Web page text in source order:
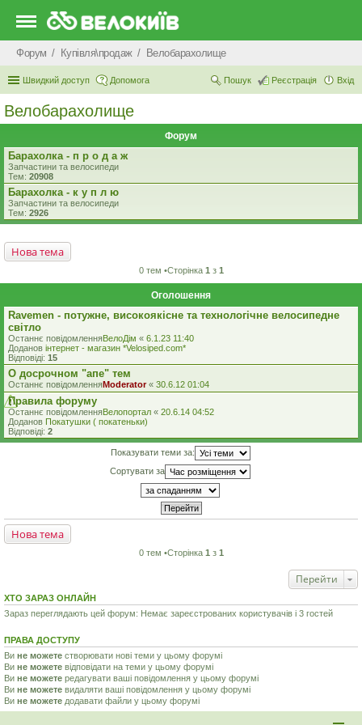
Форум Купівля\продаж Велобарахолище
Швидкий доступ Допомога Вхід
Реєстрація
Пошук
Велобарахолище
Форум
Барахолка - п р о д а ж
Запчастини та велосипеди
Тем: 20908
Барахолка - к у п л ю
Запчастини та велосипеди
Тем: 2926
Нова тема
0 тем •Сторінка 1 з 1
Оголошення
Ravemen - потужне, високоякісне та технологічне велосипедне
світло
Останнє повідомленняВелоДім « 6.1.23 11:40
Доданов iнтернет - магазин *Velosiped.com*
Відповіді: 15
О досрочном "апе" тем
Останнє повідомленняModerator« 30.6.12 01:04
Правила форуму
Останнє повідомленняВелопортал « 20.6.14 04:52
Доданов Покатушки ( покатеньки)
Відповіді: 2
Показувати теми за:
Сортувати за
Нова тема
0 тем •Сторінка 1 з 1
Перейти
ХТО ЗАРАЗ ОНЛАЙН
Зараз переглядають цей форум: Немає зареєстрованих користувачів і 3 гостей
ПРАВА ДОСТУПУ
Ви не можете створювати нові теми у цьому форумі
Ви не можете відповідати на теми у цьому форумі
Ви не можете редагувати ваші повідомлення у цьому форумі
Ви не можете видаляти ваші повідомлення у цьому форумі
Ви не можете додавати файли у цьому форумі